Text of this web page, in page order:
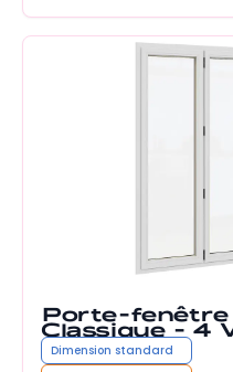
Porte-fenêtre
Classique - 4
Dimension standard